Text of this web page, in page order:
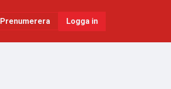
Prenumerera Logga in